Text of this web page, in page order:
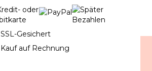
SSL-Gesichert
Kauf auf Rechnung